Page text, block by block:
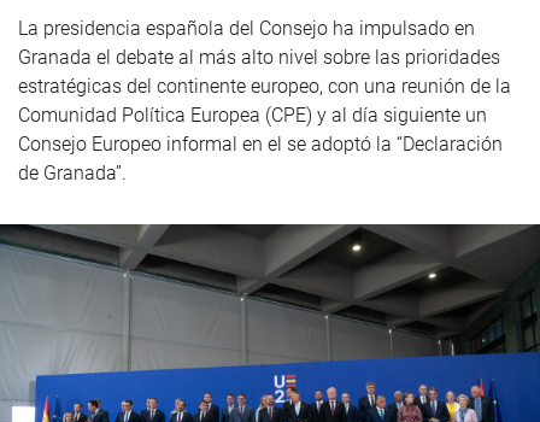
La presidencia española del Consejo ha impulsado en
Granada el debate al más alto nivel sobre las prioridades
estratégicas del continente europeo, con una reunión de la
Comunidad Política Europea (CPE) y al día siguiente un
Consejo Europeo informal en el se adoptó la “Declaración
de Granada”.